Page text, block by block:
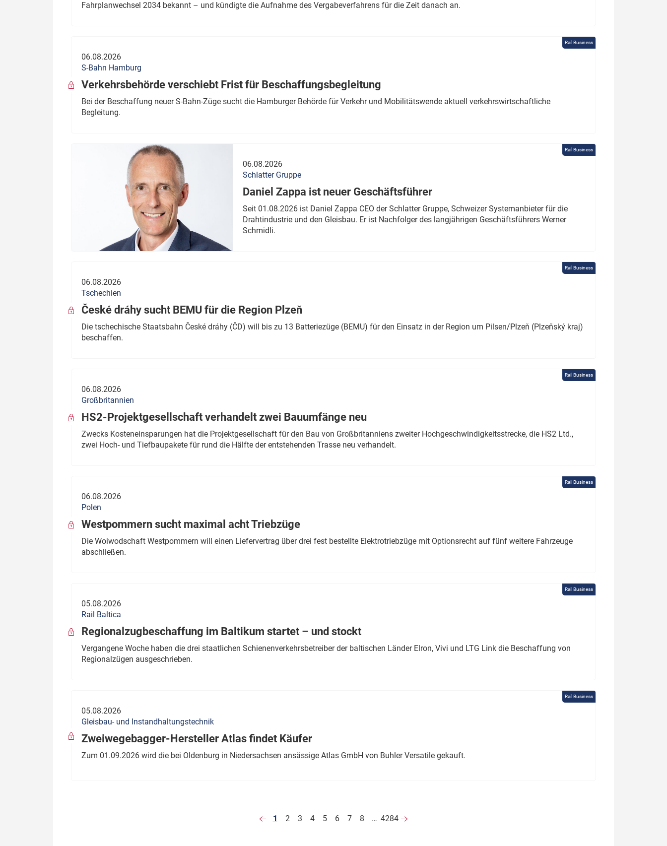
Fahrplanwechsel 2034 bekannt – und kündigte die Aufnahme des Vergabeverfahrens für die Zeit danach an.
Rail Business
06.08.2026
S-Bahn Hamburg
Verkehrsbehörde verschiebt Frist für Beschaffungsbegleitung
Bei der Beschaffung neuer S-Bahn-Züge sucht die Hamburger Behörde für Verkehr und Mobilitätswende aktuell verkehrswirtschaftliche
Begleitung.
Rail Business
06.08.2026
Schlatter Gruppe
Daniel Zappa ist neuer Geschäftsführer
Seit 01.08.2026 ist Daniel Zappa CEO der Schlatter Gruppe, Schweizer Systemanbieter für die
Drahtindustrie und den Gleisbau. Er ist Nachfolger des langjährigen Geschäftsführers Werner
Schmidli.
Rail Business
06.08.2026
Tschechien
České dráhy sucht BEMU für die Region Plzeň
Die tschechische Staatsbahn České dráhy (ČD) will bis zu 13 Batteriezüge (BEMU) für den Einsatz in der Region um Pilsen/Plzeň (Plzeňský kraj)
beschaffen.
Rail Business
06.08.2026
Großbritannien
HS2-Projektgesellschaft verhandelt zwei Bauumfänge neu
Zwecks Kosteneinsparungen hat die Projektgesellschaft für den Bau von Großbritanniens zweiter Hochgeschwindigkeitsstrecke, die HS2 Ltd.,
zwei Hoch- und Tiefbaupakete für rund die Hälfte der entstehenden Trasse neu verhandelt.
Rail Business
06.08.2026
Polen
Westpommern sucht maximal acht Triebzüge
Die Woiwodschaft Westpommern will einen Liefervertrag über drei fest bestellte Elektrotriebzüge mit Optionsrecht auf fünf weitere Fahrzeuge
abschließen.
Rail Business
05.08.2026
Rail Baltica
Regionalzugbeschaffung im Baltikum startet – und stockt
Vergangene Woche haben die drei staatlichen Schienenverkehrsbetreiber der baltischen Länder Elron, Vivi und LTG Link die Beschaffung von
Regionalzügen ausgeschrieben.
Rail Business
05.08.2026
Gleisbau- und Instandhaltungstechnik
Zweiwegebagger-Hersteller Atlas findet Käufer
Zum 01.09.2026 wird die bei Oldenburg in Niedersachsen ansässige Atlas GmbH von Buhler Versatile gekauft.
1 2 3 4 5 6 7 8 … 4284